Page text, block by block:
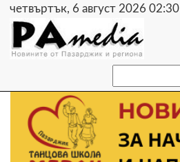
четвъртък, 6 август 2026 02:30